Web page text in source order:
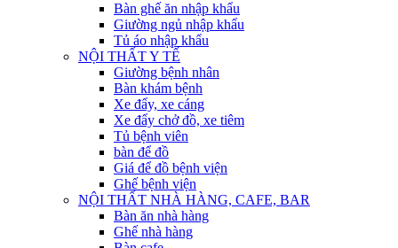
Bàn ghế ăn nhập khẩu
Giường ngủ nhập khẩu
Tủ áo nhập khẩu
NỘI THẤT Y TẾ
Giường bệnh nhân
Bàn khám bệnh
Xe đẩy, xe cáng
Xe đẩy chở đồ, xe tiêm
Tủ bệnh viên
bàn để đồ
Giá để đồ bệnh viện
Ghế bệnh viện
NỘI THẤT NHÀ HÀNG, CAFE, BAR
Bàn ăn nhà hàng
Ghế nhà hàng